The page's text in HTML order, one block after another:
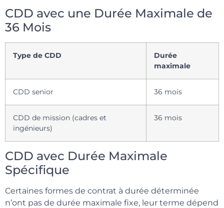
CDD avec une Durée Maximale de
36 Mois
Type de CDD
Durée
maximale
CDD senior 36 mois
CDD de mission (cadres et
ingénieurs)
36 mois
CDD avec Durée Maximale
Spécifique
Certaines formes de contrat à durée déterminée
n’ont pas de durée maximale fixe, leur terme dépend